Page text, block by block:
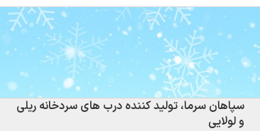
سپاهان سرما، تولید کننده درب های سردخانه ریلی
و لولایی